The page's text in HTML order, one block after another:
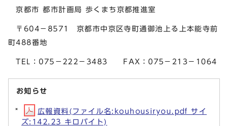
京都市 都市計画局 歩くまち京都推進室
〒604－8571 京都市中京区寺町通御池上る上本能寺前
町488番地
TEL：075－222－3483 FAX：075－213－1064
お知らせ
広報資料(ファイル名:kouhousiryou.pdf サイ
ズ:142.23 キロバイト)